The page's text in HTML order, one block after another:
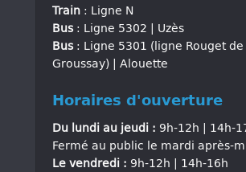
Train : Ligne N
Bus: Ligne 5302 | Uzès
Bus: Ligne 5301 (ligne Rouget
Groussay) | Alouette
Horaires d'ouverture
Du lundi au jeudi : 9h-12h | 14h-
Fermé au public le mardi après-
Le vendredi : 9h-12h | 14h-16h